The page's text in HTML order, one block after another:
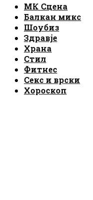
МК Сцена
Балкан микс
Шоубиз
Здравје
Храна
Стил
Фитнес
Секс и врски
Хороскоп